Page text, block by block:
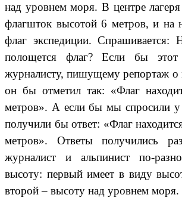
над уровнем моря. В центре лагеря
флагшток высотой 6 метров, и на
флаг экспедиции. Спрашивается:
полощется флаг? Если бы этот
журналисту, пишущему репортаж о
он бы отметил так: «Флаг
метров». А если бы мы спросили у
получили бы ответ: «Флаг
метров». Ответы получились
журналист и альпинист по-
высоту: первый имеет в виду
второй – высоту над уровнем моря.